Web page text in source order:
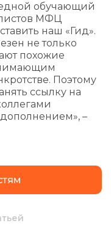
обучающий
МФЦ
наш «Гид».
не только
похожие
Поэтому
ссылку на
–